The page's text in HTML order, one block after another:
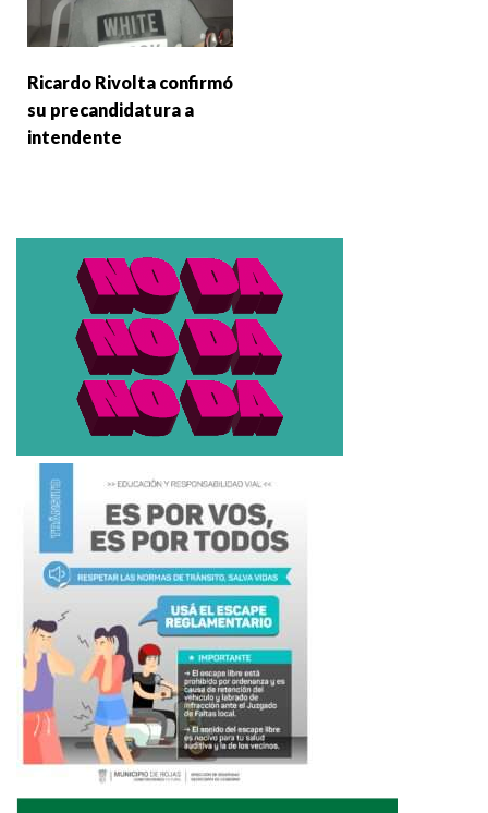
Ricardo Rivolta confirmó
su precandidatura a
intendente